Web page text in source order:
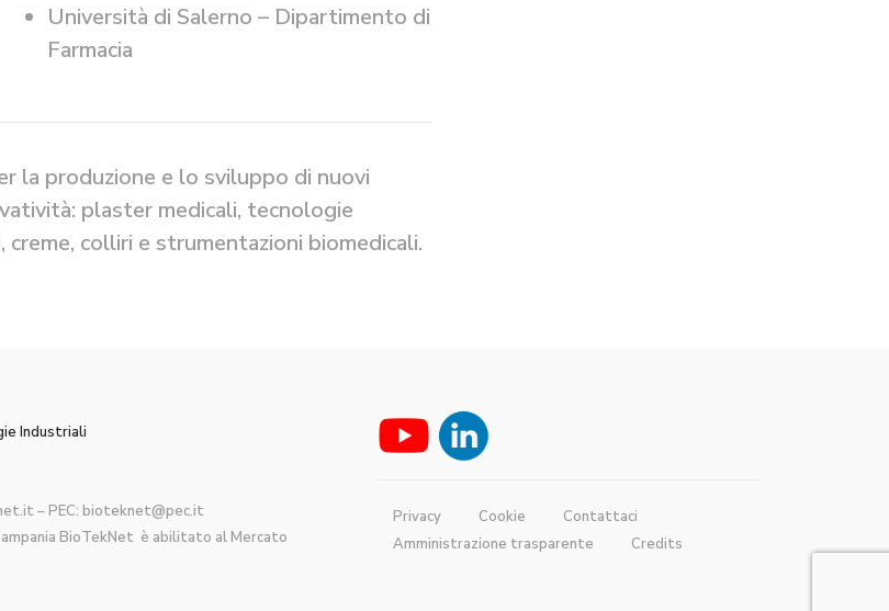
Università di Salerno – Dipartimento di
Farmacia
la produzione e lo sviluppo di nuovi
plaster medicali, tecnologie
colliri e strumentazioni biomedicali.
Industriali
– PEC: bioteknet@pec.it
BioTekNet è abilitato al Mercato
Privacy Cookie
Contattaci
Amministrazione trasparente
Credits